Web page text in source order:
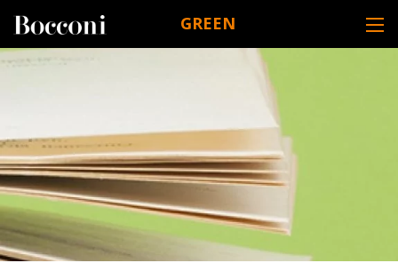
GREEN
DESK NAVIGATION